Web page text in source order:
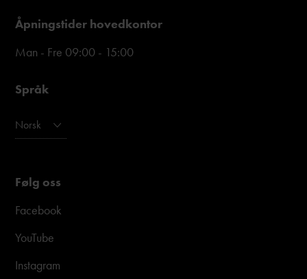
Åpningstider hovedkontor
Man - Fre 09:00 - 15:00
Språk
Norsk
Følg oss
Facebook
YouTube
Instagram